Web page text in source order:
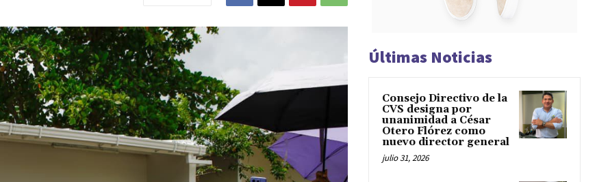
Últimas Noticias
Consejo Directivo de la
CVS designa por
unanimidad a César
Otero Flórez como
nuevo director general
julio 31, 2026